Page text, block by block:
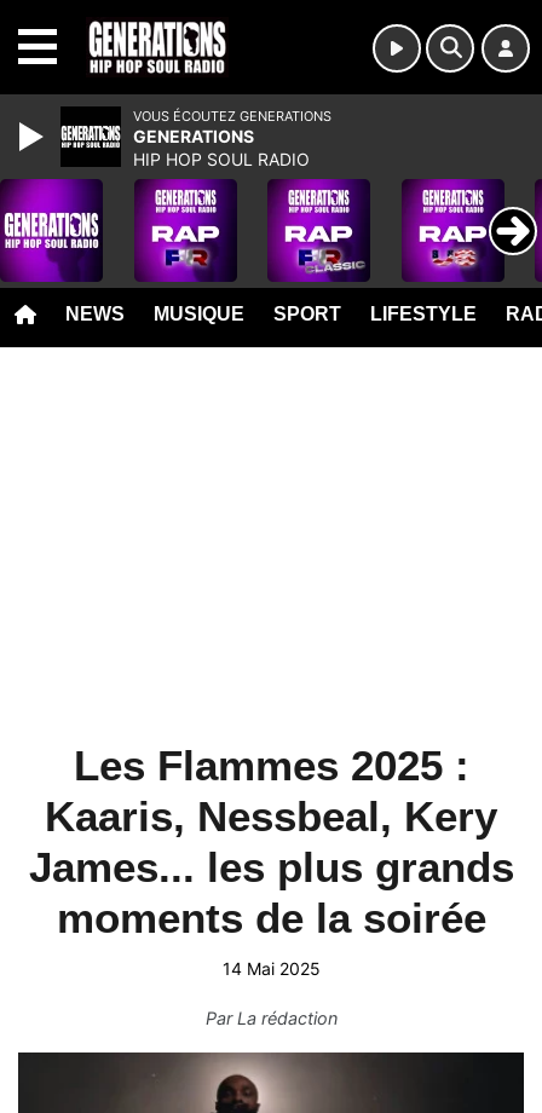
NEWS MUSIQUE SPORT LIFESTYLE
Les Flammes 2025 :
Kaaris, Nessbeal, Kery
James... les plus grands
moments de la soirée
14 Mai 2025
ParLa rédaction
VOUS ÉCOUTEZ GENERATIONS
GENERATIONS
HIP HOP SOUL RADIO